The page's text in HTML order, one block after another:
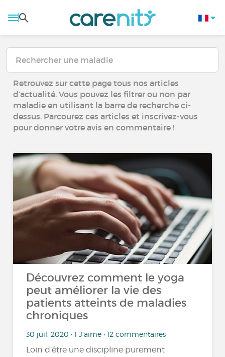
Retrouvez sur cette page tous nos articles
d’actualité. Vous pouvez les filtrer ou non par
maladie en utilisant la barre de recherche ci-
dessus. Parcourez ces articles et inscrivez-vous
pour donner votre avis en commentaire !
Découvrez comment le yoga
peut améliorer la vie des
patients atteints de maladies
chroniques
30 juil. 2020 • 1 J'aime • 12 commentaires
Loin d’être une discipline purement